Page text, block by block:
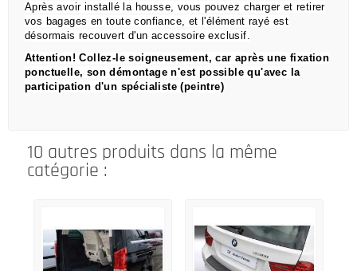
Après avoir installé la housse, vous pouvez charger et retirer
vos bagages en toute confiance, et l'élément rayé est
désormais recouvert d'un accessoire exclusif.
Attention!Collez-le soigneusement, car après une fixation
ponctuelle, son démontage n'est possible qu'avec la
participation d'un spécialiste (peintre)
10 autres produits dans la même
catégorie :